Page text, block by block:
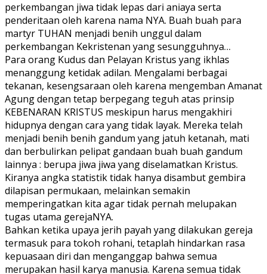
perkembangan jiwa tidak lepas dari aniaya serta
penderitaan oleh karena nama NYA. Buah buah para
martyr TUHAN menjadi benih unggul dalam
perkembangan Kekristenan yang sesungguhnya…
Para orang Kudus dan Pelayan Kristus yang ikhlas
menanggung ketidak adilan. Mengalami berbagai
tekanan, kesengsaraan oleh karena mengemban Amanat
Agung dengan tetap berpegang teguh atas prinsip
KEBENARAN KRISTUS meskipun harus mengakhiri
hidupnya dengan cara yang tidak layak. Mereka telah
menjadi benih benih gandum yang jatuh ketanah, mati
dan berbulirkan pelipat gandaan buah buah gandum
lainnya : berupa jiwa jiwa yang diselamatkan Kristus.
Kiranya angka statistik tidak hanya disambut gembira
dilapisan permukaan, melainkan semakin
memperingatkan kita agar tidak pernah melupakan
tugas utama gerejaNYA.
Bahkan ketika upaya jerih payah yang dilakukan gereja
termasuk para tokoh rohani, tetaplah hindarkan rasa
kepuasaan diri dan menganggap bahwa semua
merupakan hasil karya manusia. Karena semua tidak